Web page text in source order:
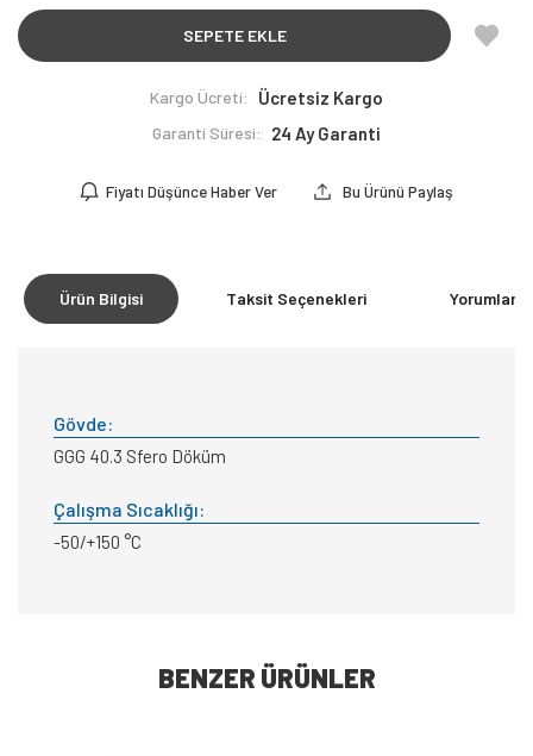
SEPETE EKLE
Kargo Ücreti: Ücretsiz Kargo
Garanti Süresi: 24 Ay Garanti
Fiyatı Düşünce Haber Ver Bu Ürünü Paylaş
Ürün Bilgisi Taksit Seçenekleri Yorumlar
Gövde:
GGG 40.3 Sfero Döküm
Çalışma Sıcaklığı:
-50/+150 °C
BENZER ÜRÜNLER